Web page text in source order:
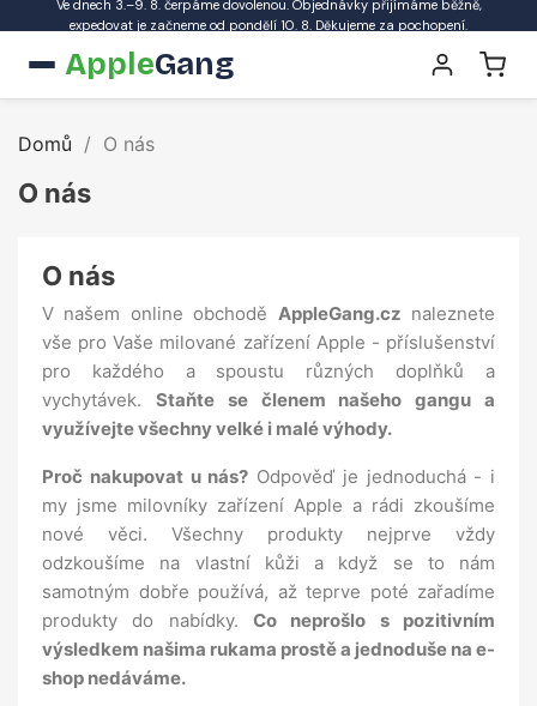
Ve dnech 3.–9. 8. čerpáme dovolenou. Objednávky přijímáme běžně,
expedovat je začneme od pondělí 10. 8. Děkujeme za pochopení.
AppleGang
Domů O nás
O nás
O nás
V našem online obchodě AppleGang.cz naleznete
vše pro Vaše milované zařízení Apple - příslušenství
pro každého a spoustu různých doplňků a
vychytávek. Staňte se členem našeho gangu a
využívejte všechny velké i malé výhody.
Proč nakupovat u nás? Odpověď je jednoduchá - i
my jsme milovníky zařízení Apple a rádi zkoušíme
nové věci. Všechny produkty nejprve vždy
odzkoušíme na vlastní kůži a když se to nám
samotným dobře používá, až teprve poté zařadíme
produkty do nabídky. Co neprošlo s pozitivním
výsledkem našima rukama prostě a jednoduše na e-
shop nedáváme.